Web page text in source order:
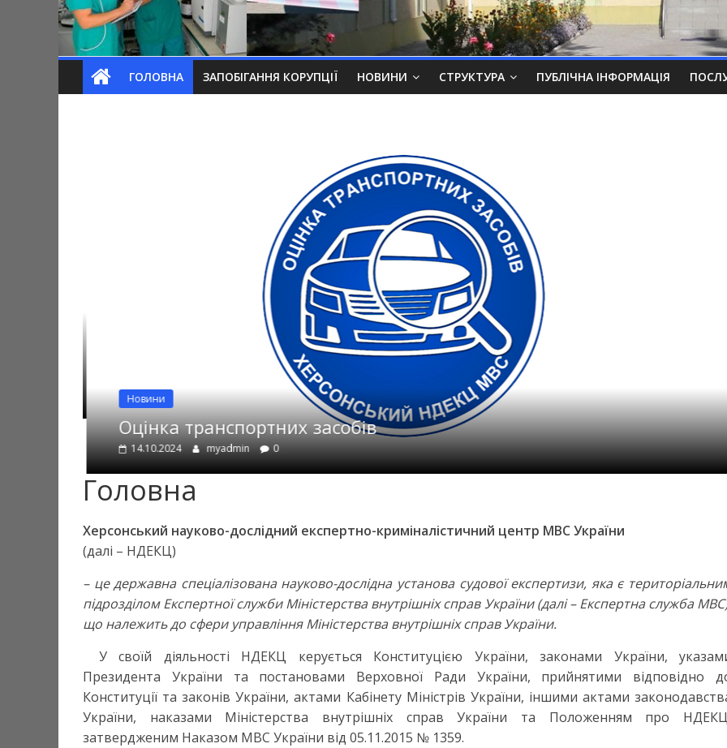
ГОЛОВНА ЗАПОБІГАННЯ КОРУПЦІЇ НОВИНИ СТРУКТУРА ПУБЛІЧНА ІНФОРМАЦІЯ
Новини
Оцінка транспортних засобів
14.10.2024 myadmin 0
Головна
Херсонський науково-дослідний експертно-криміналістичний центр МВС України
(далі – НДЕКЦ)
– це державна спеціалізована науково-дослідна установа судової експертизи, яка є
підрозділом Експертної служби Міністерства внутрішніх справ України (далі – Експертна служба
що належить до сфери управління Міністерства внутрішніх справ України.
У своїй діяльності НДЕКЦ керується Конституцією України, законами України,
Президента України та постановами Верховної Ради України, прийнятими відповідно
Конституції та законів України, актами Кабінету Міністрів України, іншими актами
України, наказами Міністерства внутрішніх справ України та Положенням про
затвердженим Наказом МВС України від 05.11.2015 № 1359.